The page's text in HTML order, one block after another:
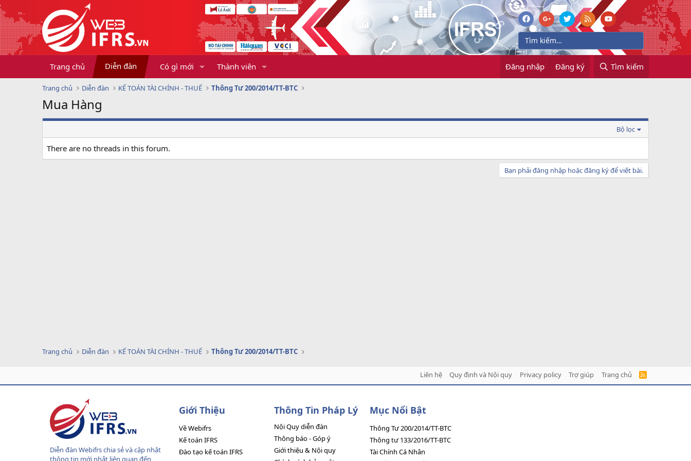
Trang chủ Diễn đàn Có gì mới Thành viên Đăng nhập Đăng ký Tìm kiếm
Trang chủ Diễn đàn KẾ TOÁN TÀI CHÍNH - THUẾ Thông Tư 200/2014/TT-BTC
Mua Hàng
Bộ lọc
There are no threads in this forum.
Bạn phải đăng nhập hoặc đăng ký để viết bài.
Trang chủ Diễn đàn KẾ TOÁN TÀI CHÍNH - THUẾ Thông Tư 200/2014/TT-BTC
Liên hệ Quy định và Nội quy Privacy policy Trợ giúp Trang chủ
R
Diễn đàn Webifrs chia sẻ và cập nhật
thông tin mới nhất liên quan đến
Giới Thiệu
Về Webifrs
Kế toán IFRS
Đào tạo kế toán IFRS
Thông Tin Pháp Lý
Nội Quy diễn đàn
Thông báo - Góp ý
Giới thiệu & Nội quy
Mục Nổi Bật
Thông Tư 200/2014/TT-BTC
Thông tư 133/2016/TT-BTC
Tài Chính Cá Nhân